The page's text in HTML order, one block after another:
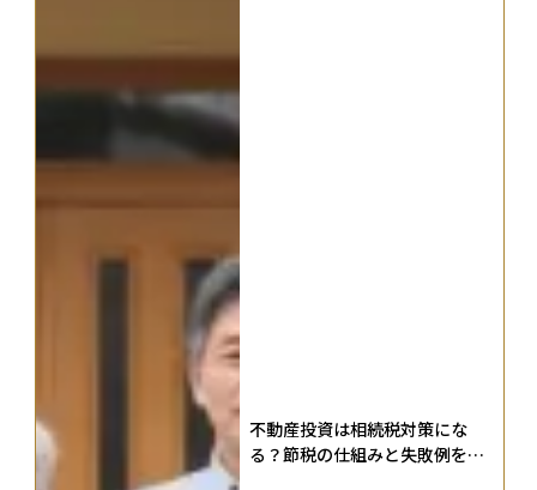
不動産投資は相続税対策にな
る？節税の仕組みと失敗例を解